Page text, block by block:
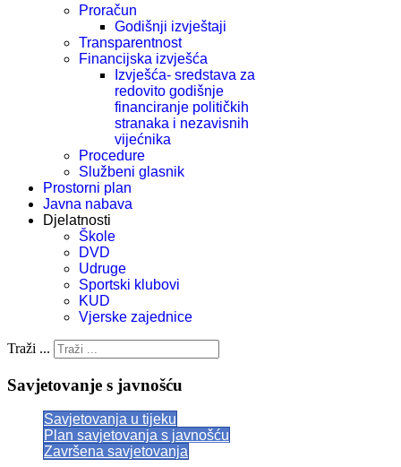
Proračun
Godišnji izvještaji
Transparentnost
Financijska izvješća
Izvješća- sredstava za
redovito godišnje
financiranje političkih
stranaka i nezavisnih
vijećnika
Procedure
Službeni glasnik
Prostorni plan
Javna nabava
Djelatnosti
Škole
DVD
Udruge
Sportski klubovi
KUD
Vjerske zajednice
Traži ...
Savjetovanje s javnošću
Savjetovanja u tijeku
Plan savjetovanja s javnošću
Završena savjetovanja